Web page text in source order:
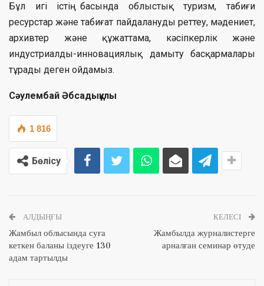
Бұл игі істің басында облыстық туризм, табиғи
ресурстар және табиғат пайдалануды реттеу, мәдениет,
архивтер және құжаттама, кәсіпкерлік және
индустриалды-инновациялық дамыту басқармалары
тұрады деген ойдамыз.
Сәулембай Әбсадықұлы
1 816
Бөлісу
АЛДЫҢҒЫ
Жамбыл облысында суға
кеткен баланы іздеуге 130
адам тартылды
КЕЛЕСІ
Жамбылда журналистерге
арналған семинар өтуде